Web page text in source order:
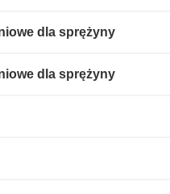
dla sprężyny
dla sprężyny